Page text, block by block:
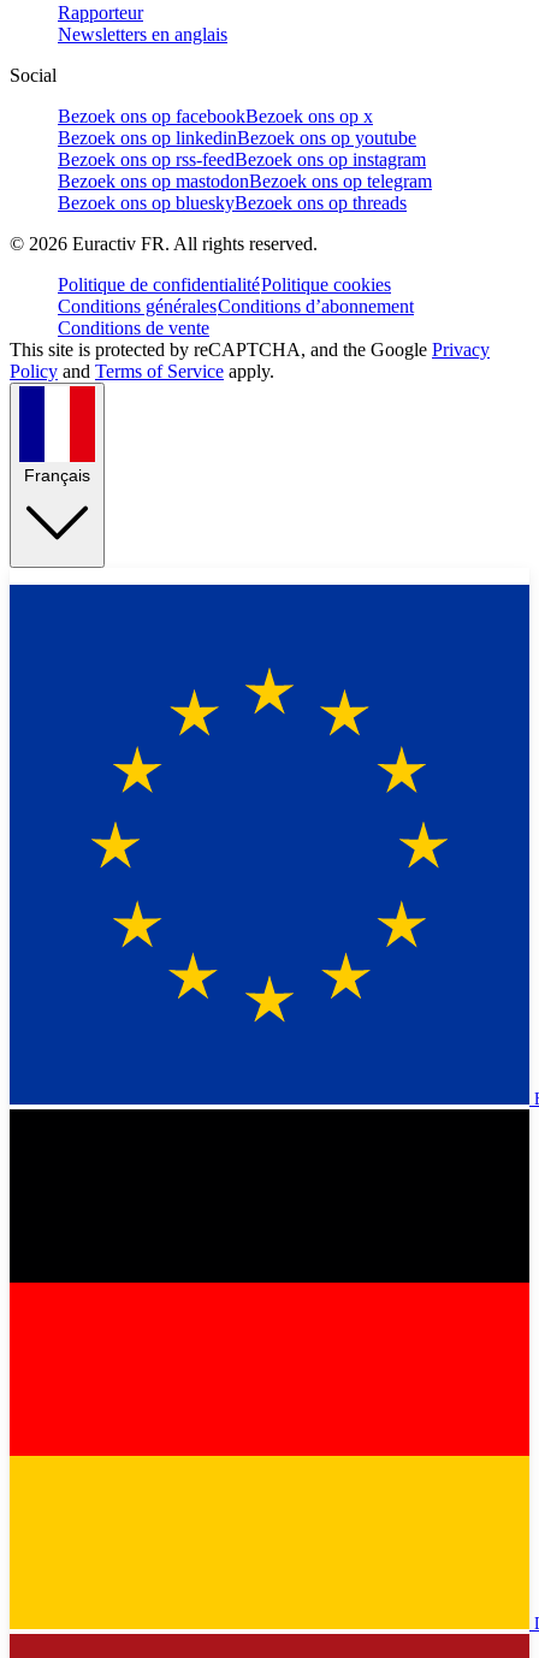
Rapporteur
Newsletters en anglais
Social
Bezoek ons op facebookBezoek ons op x
Bezoek ons op linkedinBezoek ons op youtube
Bezoek ons op rss-feedBezoek ons op instagram
Bezoek ons op mastodonBezoek ons op telegram
Bezoek ons op blueskyBezoek ons op threads
© 2026 Euractiv FR. All rights reserved.
Politique de confidentialitéPolitique cookies
Conditions généralesConditions d’abonnement
Conditions de vente
This site is protected by reCAPTCHA, and the Google Privacy
Policy and Terms of Service apply.
Français